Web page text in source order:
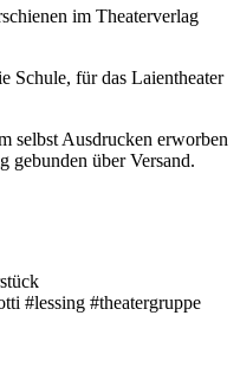
im Theaterverlag
Schule, für das Laientheater
selbst Ausdrucken erworben
gebunden über Versand.
#lessing #theatergruppe